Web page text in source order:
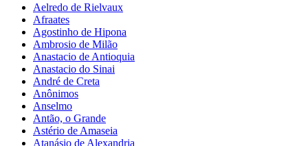
Aelredo de Rielvaux
Afraates
Agostinho de Hipona
Ambrosio de Milão
Anastacio de Antioquia
Anastacio do Sinai
André de Creta
Anônimos
Anselmo
Antão, o Grande
Astério de Amaseia
Atanásio de Alexandria